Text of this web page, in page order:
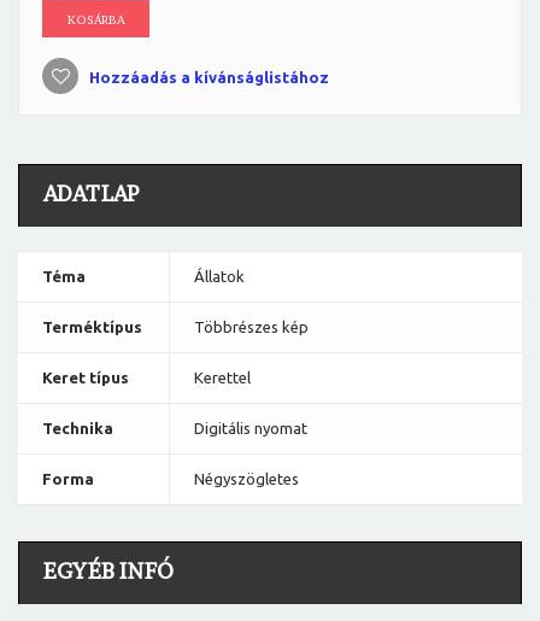
KOSÁRBA
Hozzáadás a kívánságlistához
ADATLAP
Téma Állatok
Terméktípus Többrészes kép
Keret típus Kerettel
Technika Digitális nyomat
Forma Négyszögletes
EGYÉB INFÓ